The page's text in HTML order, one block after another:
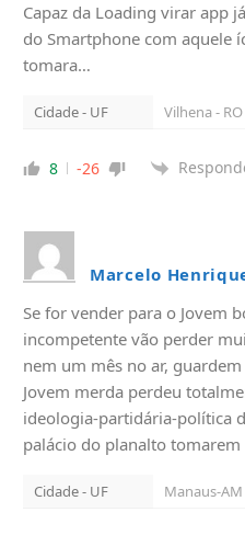
Capaz da Loading virar app
do Smartphone com aquele
tomara…
Cidade - UF Vilhena - RO
8 -26
Marcelo
Se for vender para o Jovem
incompetente vão perder
nem um mês no ar,
Jovem merda perdeu
ideologia-partidária-política
palácio do planalto
Cidade - UF Manaus-AM